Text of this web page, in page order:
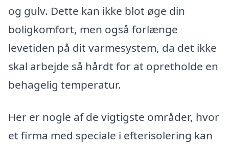
og gulv. Dette kan ikke blot øge din
boligkomfort, men også forlænge
levetiden på dit varmesystem, da det ikke
skal arbejde så hårdt for at opretholde en
behagelig temperatur.
Her er nogle af de vigtigste områder, hvor
et firma med speciale i efterisolering kan